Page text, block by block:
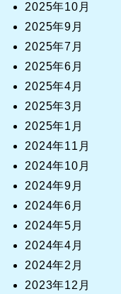
2025年10月
2025年9月
2025年7月
2025年6月
2025年4月
2025年3月
2025年1月
2024年11月
2024年10月
2024年9月
2024年6月
2024年5月
2024年4月
2024年2月
2023年12月